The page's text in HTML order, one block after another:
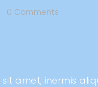
0 Comments
sit amet, inermis